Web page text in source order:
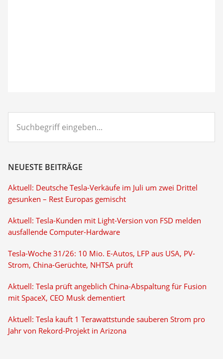
eingeben...
NEUESTE BEITRÄGE
Aktuell: Deutsche Tesla-Verkäufe im Juli um zwei Drittel
gesunken – Rest Europas gemischt
Aktuell: Tesla-Kunden mit Light-Version von FSD melden
ausfallende Computer-Hardware
Tesla-Woche 31/26: 10 Mio. E-Autos, LFP aus USA, PV-
Strom, China-Gerüchte, NHTSA prüft
Aktuell: Tesla prüft angeblich China-Abspaltung für Fusion
mit SpaceX, CEO Musk dementiert
Aktuell: Tesla kauft 1 Terawattstunde sauberen Strom pro
Jahr von Rekord-Projekt in Arizona